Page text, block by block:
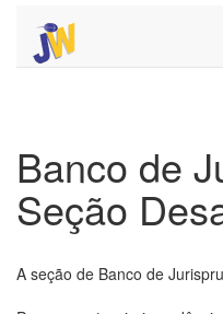
Banco de
Seção
A seção de Banco de